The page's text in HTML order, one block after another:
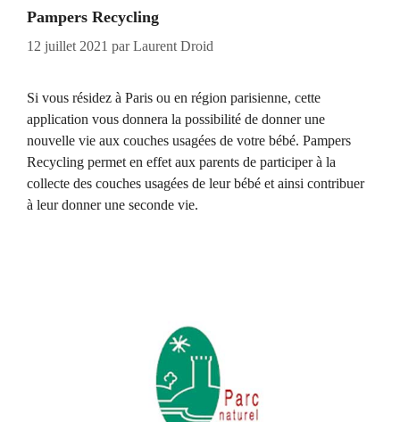
Pampers Recycling
12 juillet 2021 parLaurent Droid
Si vous résidez à Paris ou en région parisienne, cette
application vous donnera la possibilité de donner une
nouvelle vie aux couches usagées de votre bébé. Pampers
Recycling permet en effet aux parents de participer à la
collecte des couches usagées de leur bébé et ainsi contribuer
à leur donner une seconde vie.